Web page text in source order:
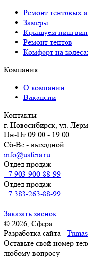
Ремонт тентовых
Замеры
Крышуем
Ремонт тентов
Комфорт на
Компания
О компании
Вакансии
Контакты
г. Новосибирск, ул.
Пн-Пт 09:00 - 19:00
Сб-Вс - выходной
info@usfera.ru
Отдел продаж
+7 903-900-88-99
Отдел продаж
+7 383-263-88-99
Заказать звонок
© 2026, Сфера
Разработка сайта -
Оставьте свой номер
любому вопросу